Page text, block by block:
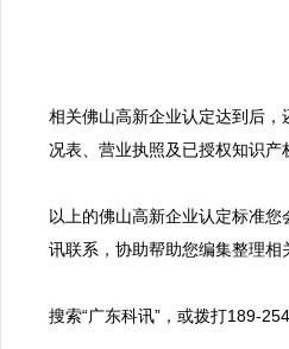
相关佛山高新企业认定达到后
况表、营业执照及已授权知识
以上的佛山高新企业认定标准
讯联系，协助帮助您编集整理
搜索“广东科讯”，或拨打189-